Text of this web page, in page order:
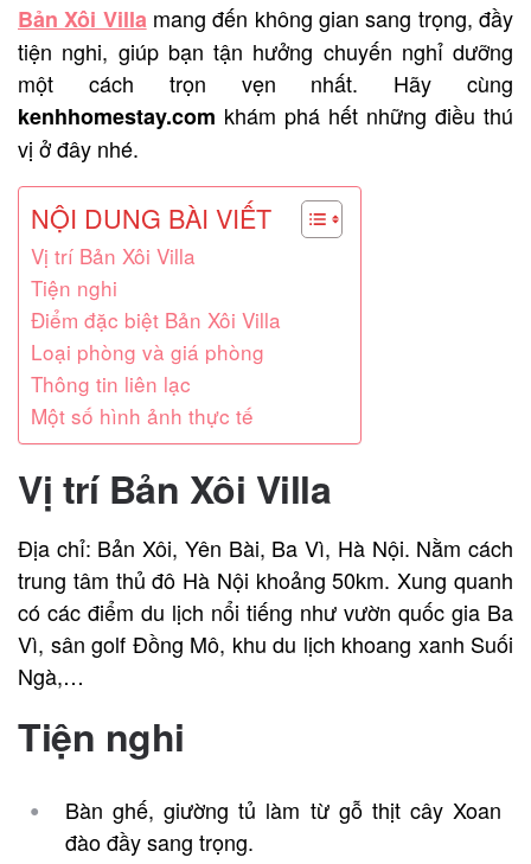
Bản Xôi Villa mang đến không gian sang trọng, đầy
tiện nghi, giúp bạn tận hưởng chuyến nghỉ dưỡng
một cách trọn vẹn nhất. Hãy cùng
kenhhomestay.com khám phá hết những điều thú
vị ở đây nhé.
NỘI DUNG BÀI VIẾT
Vị trí Bản Xôi Villa
Tiện nghi
Điểm đặc biệt Bản Xôi Villa
Loại phòng và giá phòng
Thông tin liên lạc
Một số hình ảnh thực tế
Vị trí Bản Xôi Villa
Địa chỉ: Bản Xôi, Yên Bài, Ba Vì, Hà Nội. Nằm cách
trung tâm thủ đô Hà Nội khoảng 50km. Xung quanh
có các điểm du lịch nổi tiếng như vườn quốc gia Ba
Vì, sân golf Đồng Mô, khu du lịch khoang xanh Suối
Ngà,…
Tiện nghi
Bàn ghế, giường tủ làm từ gỗ thịt cây Xoan
đào đầy sang trọng.